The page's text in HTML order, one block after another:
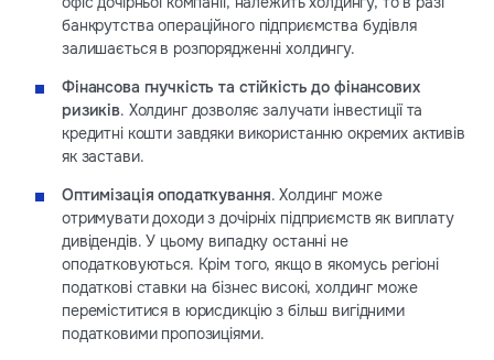
банкрутства операційного підприємства будівля
залишається в розпорядженні холдингу.
Фінансова гнучкість та стійкість до фінансових
ризиків. Холдинг дозволяє залучати інвестиції та
кредитні кошти завдяки використанню окремих активів
як застави.
Оптимізація оподаткування. Холдинг може
отримувати доходи з дочірніх підприємств як виплату
дивідендів. У цьому випадку останні не
оподатковуються. Крім того, якщо в якомусь регіоні
податкові ставки на бізнес високі, холдинг може
переміститися в юрисдикцію з більш вигідними
податковими пропозиціями.